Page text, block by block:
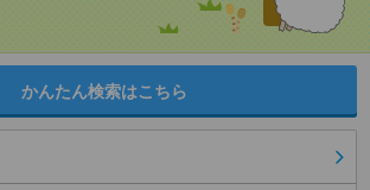
かんたん検索はこちら